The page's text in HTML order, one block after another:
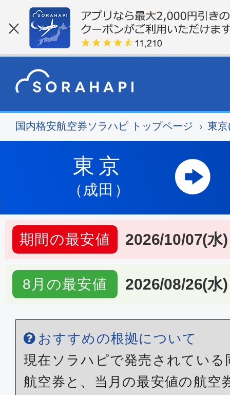
国内格安航空券ソラハピ トップページ 東
東京
（成田）
期間の最安値 2026/10/07(水)
8月の最安値 2026/08/26(水)
おすすめの根拠について
現在ソラハピで発売されている
航空券と、当月の最安値の航空